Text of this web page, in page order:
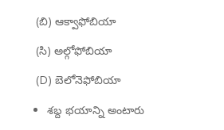
(బి) ఆక్వాఫోబియా
(సి) అల్గోఫోబియా
(D) బెలోనెఫోబియా
శబ్ద భయాన్ని అంటారు